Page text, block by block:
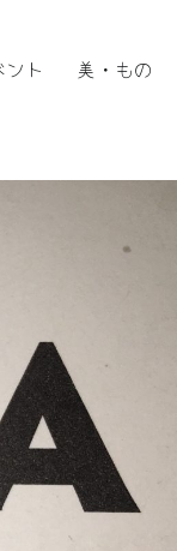
ト 美・もの